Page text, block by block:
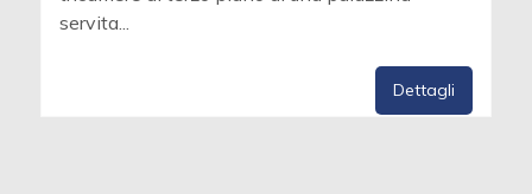
servita...
Dettagli